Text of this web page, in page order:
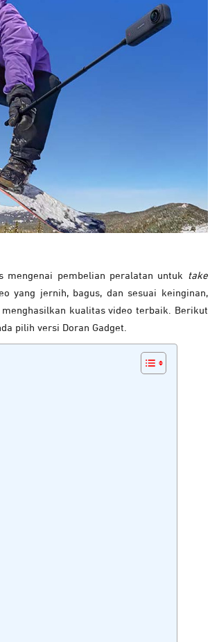
pembelian peralatan untuk take
yang jernih, bagus, dan sesuai keinginan,
kualitas video terbaik. Berikut
pilih versi Doran Gadget.